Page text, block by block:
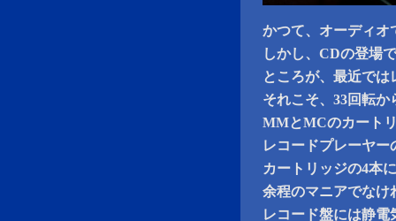
かつて、オーディオ
しかし、CDの登場
ところが、最近で
それこそ、33回転
MMとMCのカート
レコードプレーヤ
カートリッジの4本
余程のマニアでなけ
レコード盤には静